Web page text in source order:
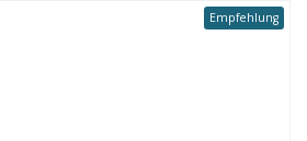
Empfehlung